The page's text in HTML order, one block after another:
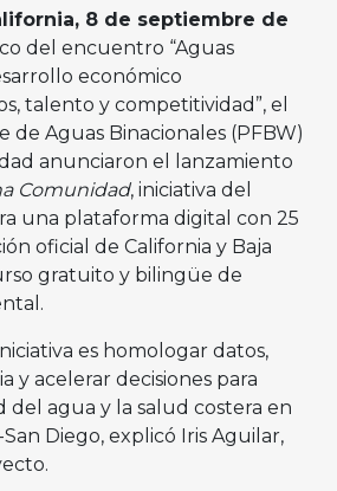
8 de septiembre de
del encuentro “Aguas
económico
talento y competitividad”, el
de Aguas Binacionales (PFBW)
anunciaron el lanzamiento
Comunidad, iniciativa del
una plataforma digital con 25
oficial de California y Baja
gratuito y bilingüe de
es homologar datos,
y acelerar decisiones para
del agua y la salud costera en
Diego, explicó Iris Aguilar,